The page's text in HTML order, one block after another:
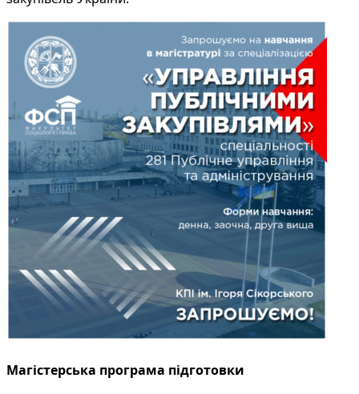
Магістерська програма підготовки